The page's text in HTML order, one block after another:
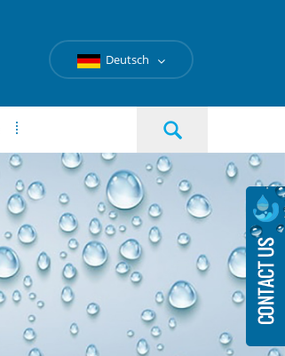
Deutsch